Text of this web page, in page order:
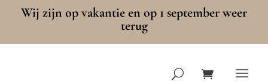
Wij zijn op vakantie en op 1 september weer
terug